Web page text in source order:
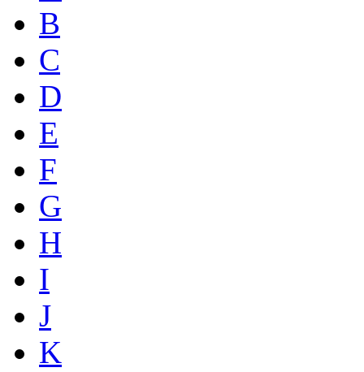
B
C
D
E
F
G
H
I
J
K